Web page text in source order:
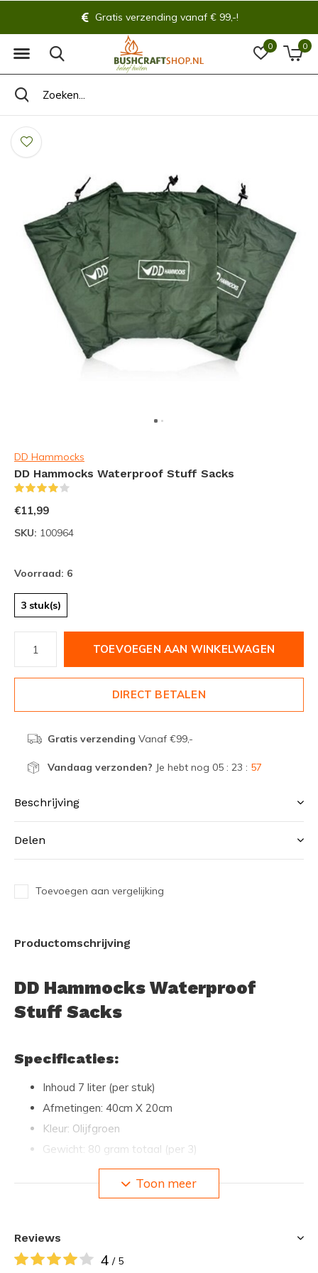
0 0
Gratis verzending vanaf € 99,-!
DD Hammocks
DD Hammocks Waterproof Stuff Sacks
€11,99
SKU: 100964
Voorraad: 6
3 stuk(s)
TOEVOEGEN AAN WINKELWAGEN
DIRECT BETALEN
Gratis verzending Vanaf €99,-
Vandaag verzonden? Je hebt nog 05 : 23 : 57
Beschrijving
Delen
Toevoegen aan vergelijking
Productomschrijving
DD Hammocks Waterproof
Stuff Sacks
Specificaties:
Inhoud 7 liter (per stuk)
Afmetingen: 40cm X 20cm
Kleur: Olijfgroen
Gewicht: 80 gram totaal (per 3)
Materiaal: 100% waterproof PU-coated polyester
Waterproof Stuff Sacks:
Handige waterdichte opbergzakken. Te gebruiken als
Toon meer
Reviews
4 / 5